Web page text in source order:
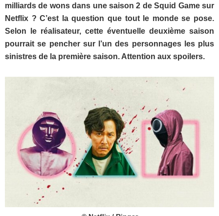
milliards de wons dans une saison 2 de Squid Game sur
Netflix ? C’est la question que tout le monde se pose.
Selon le réalisateur, cette éventuelle deuxième saison
pourrait se pencher sur l’un des personnages les plus
sinistres de la première saison. Attention aux spoilers.